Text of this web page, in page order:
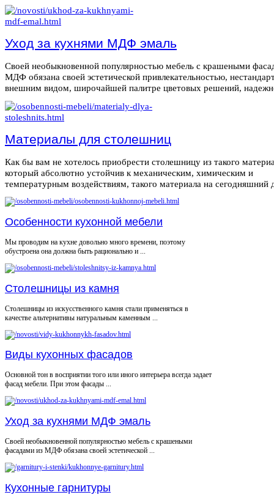
Уход за кухнями МДФ эмаль
Своей необыкновенной популярностью мебель с крашеными
МДФ обязана своей эстетической привлекательностью,
внешним видом, широчайшей палитре цветовых решений,
Материалы для столешниц
Как бы вам не хотелось приобрести столешницу из такого
который абсолютно устойчив к механическим, химическим и
температурным воздействиям, такого материала на сегодняшний
Особенности кухонной мебели
Мы проводим на кухне довольно много времени, поэтому
обустроена она должна быть рационально и ...
Столешницы из камня
Столешницы из искусственного камня стали применяться в
качестве альтернативы натуральным каменным ...
Виды кухонных фасадов
Основной тон в восприятии того или иного интерьера всегда задает
фасад мебели. При этом фасады ...
Уход за кухнями МДФ эмаль
Своей необыкновенной популярностью мебель с крашеными
фасадами из МДФ обязана своей эстетической ...
Кухонные гарнитуры